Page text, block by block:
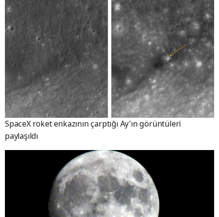
SpaceX roket enkazının çarptığı Ay'ın görüntüleri
paylaşıldı